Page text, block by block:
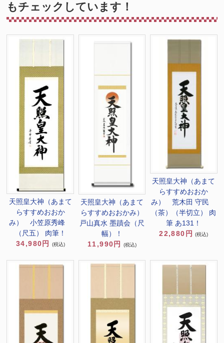
もチェックしています！
天照皇大神（あまて
らすすめおおか
み） 小笠原秀峰
（尺五） 肉筆！
34,980円
(税込)
天照皇大神（あまて
らすすめおおかみ）
戸山真水 墨蹟会（尺
幅）！
11,990円
(税込)
天照皇大神（あまて
らすすめおおか
み） 荒木田 守民
（茶）（半切立） 肉
筆 あ131！
22,880円
(税込)